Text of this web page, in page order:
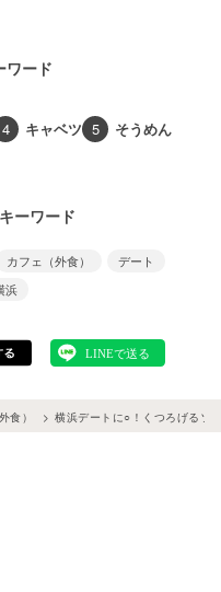
ワード
4 キャベツ 5 そうめん
ーワード
カフェ（外食）
デート
浜
食） 横浜デートに○！くつろげるソ